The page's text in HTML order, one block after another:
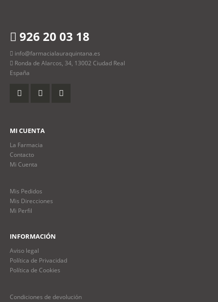
926 20 03 18
info@farmacialauraquintana.es
Ronda de Alarcos, 34, 13002 Ciudad Real
España
MI CUENTA
La Farmacia
Contacto
Mi Cuenta
Mis Pedidos
Mis Direcciones
Mi Perfil
INFORMACIÓN
Aviso legal
Política de Privacidad
Política de Cookies
Condiciones de devolución